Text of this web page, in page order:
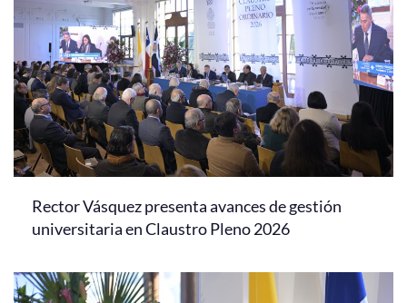
Rector Vásquez presenta avances de gestión
universitaria en Claustro Pleno 2026